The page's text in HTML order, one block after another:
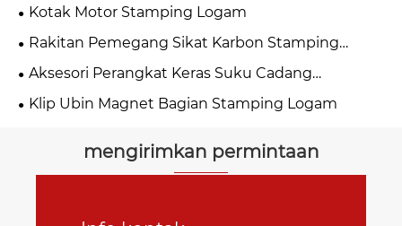
Kotak Motor Stamping Logam
Rakitan Pemegang Sikat Karbon Stamping
Logam
Aksesori Perangkat Keras Suku Cadang
Stamping
Klip Ubin Magnet Bagian Stamping Logam
mengirimkan permintaan